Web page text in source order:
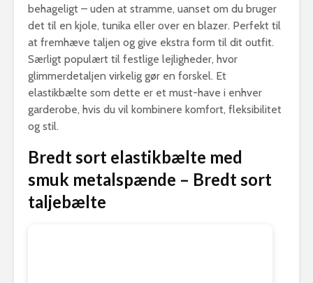
behageligt – uden at stramme, uanset om du bruger
det til en kjole, tunika eller over en blazer. Perfekt til
at fremhæve taljen og give ekstra form til dit outfit.
Særligt populært til festlige lejligheder, hvor
glimmerdetaljen virkelig gør en forskel. Et
elastikbælte som dette er et must-have i enhver
garderobe, hvis du vil kombinere komfort, fleksibilitet
og stil.
Bredt sort elastikbælte med
smuk metalspænde – Bredt sort
taljebælte